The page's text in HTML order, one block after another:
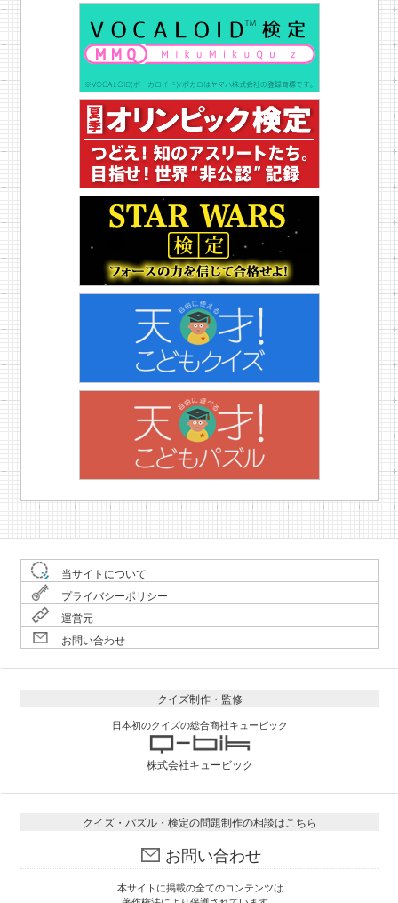
当サイトについて
プライバシーポリシー
運営元
お問い合わせ
クイズ制作・監修
日本初のクイズの総合商社キュービック
株式会社キュービック
クイズ・パズル・検定の問題制作の相談はこちら
お問い合わせ
本サイトに掲載の全てのコンテンツは